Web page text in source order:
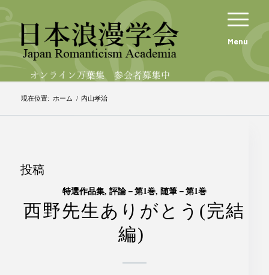
Menu
現在位置: ホーム / 内山孝治
投稿
特選作品集, 評論－第1巻, 随筆－第1巻
西野先生ありがとう(完結
編)